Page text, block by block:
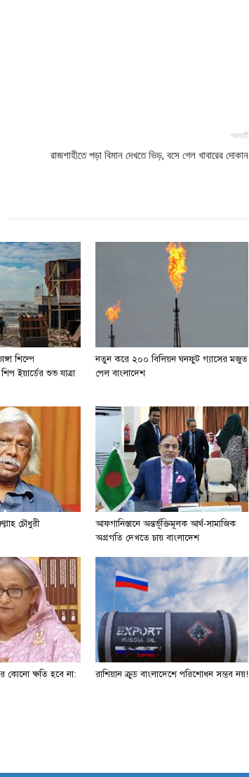
পরবর্তী
রাজশাহীতে পড়া বিমান দেখতে ভিড়, বসে গেল খাবারের দোকান
শিল্পে
ইয়ার্ডের শুভ যাত্রা
নতুন করে ২০০ বিলিয়ন ঘনফুট গ্যাসের মজুত
পেল বাংলাদেশ
চৌধুরী
আফগানিস্তানে অন্তর্ভূক্তিমূলক আর্থ-সামাজিক
অগ্রগতি দেখতে চায় বাংলাদেশ
কোনো ক্ষতি হবে না:
রাশিয়ান ক্রুড বাংলাদেশে পরিশোধন সম্ভব নয়!